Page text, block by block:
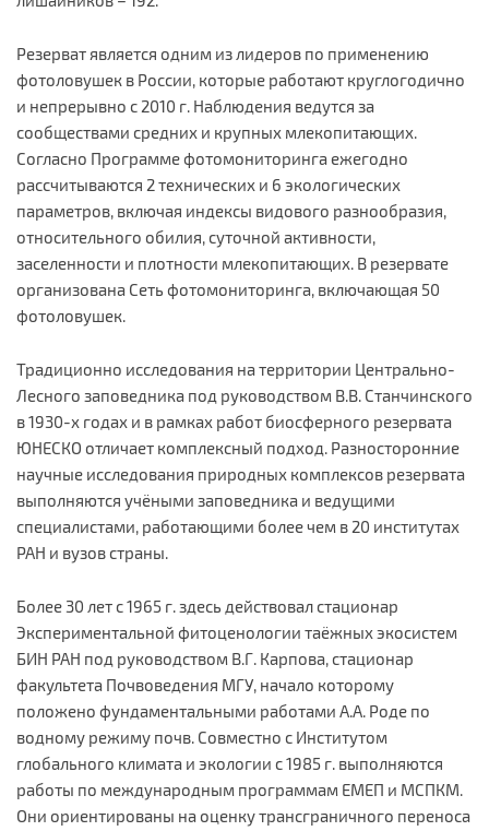
Резерват является одним из лидеров по применению
фотоловушек в России, которые работают круглогодично
и непрерывно с 2010 г. Наблюдения ведутся за
сообществами средних и крупных млекопитающих.
Согласно Программе фотомониторинга ежегодно
рассчитываются 2 технических и 6 экологических
параметров, включая индексы видового разнообразия,
относительного обилия, суточной активности,
заселенности и плотности млекопитающих. В резервате
организована Сеть фотомониторинга, включающая 50
фотоловушек.
Традиционно исследования на территории Центрально-
Лесного заповедника под руководством В.В. Станчинского
в 1930-х годах и в рамках работ биосферного резервата
ЮНЕСКО отличает комплексный подход. Разносторонние
научные исследования природных комплексов резервата
выполняются учёными заповедника и ведущими
специалистами, работающими более чем в 20 институтах
РАН и вузов страны.
Более 30 лет с 1965 г. здесь действовал стационар
Экспериментальной фитоценологии таёжных экосистем
БИН РАН под руководством В.Г. Карпова, стационар
факультета Почвоведения МГУ, начало которому
положено фундаментальными работами А.А. Роде по
водному режиму почв. Совместно с Институтом
глобального климата и экологии c 1985 г. выполняются
работы по международным программам ЕМЕП и МСПКМ.
Они ориентированы на оценку трансграничного переноса